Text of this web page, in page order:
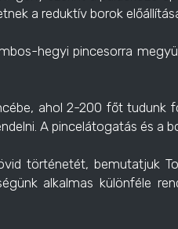
a reduktív borok
hegyi pincesorra
ahol 2-200 főt tudunk
A pincelátogatás és a
történetét, bemutatjuk
alkalmas különféle